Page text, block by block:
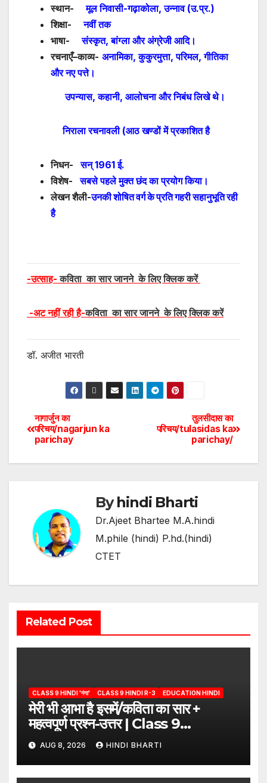
स्थान-
मूल निवासी-गढ़ाकोला, उन्नाव (उ.प्र.)
शिक्षा-नवीं तक
भाषा-संस्कृत, बांग्ला और अंग्रेजी आदि।
रचनाएँ–काव्य- अनामिका, कुकुरमुत्ता, परिमल, गीतिका
और नए पत्ते।
उपन्यास, कहानी, आलोचना और निबंध लिखे थे।
निराला रचनावली (आठ खण्डों में प्रकाशित है
निधन-सन् 1961 ई.
विशेष-सबसे पहले मुक्त छंद का प्रयोग किया।
लेखन शैली-उनकी शोषित वर्ग के प्रति गहरी सहानुभूति रही
है
-उत्साह- कविता का सार जानने के लिए क्लिक करें
-अट नहीं रही है-कविता का सार जानने के लिए क्लिक करें
डॉ. अजीत भारती
तुलसीदास का
परिचय/tulasidas ka
parichay/
नागार्जुन का
परिचय/nagarjun ka
parichay
Byhindi Bharti
Dr.Ajeet Bhartee M.A.hindi
M.phile (hindi) P.hd.(hindi)
CTET
Related Post
CLASS 9 HINDI 'गंगा' CLASS 9 HINDI R-3 EDUCATION HINDI
मेरी भी आभा है इसमें/कविता का सार +
महत्वपूर्ण प्रश्न-उत्तर | Class 9
Hindi”/meri bhi abha hai isme
question answers
AUG 8, 2026 HINDI BHARTI